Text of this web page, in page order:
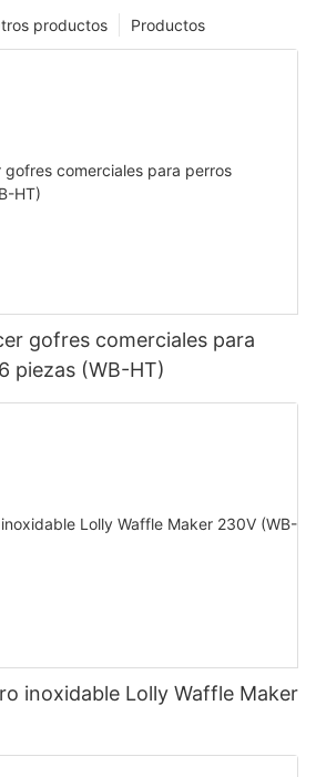
Productos
productos
gofres comerciales para
piezas (WB-HT)
inoxidable Lolly Waffle Maker